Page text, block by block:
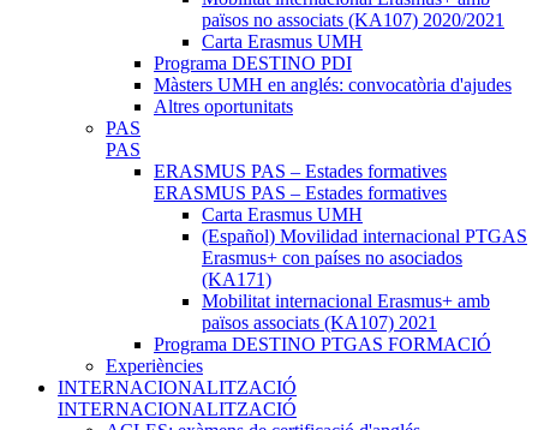
països no associats (KA107) 2020/2021
Carta Erasmus UMH
Programa DESTINO PDI
Màsters UMH en anglés: convocatòria d'ajudes
Altres oportunitats
PAS
PAS
ERASMUS PAS – Estades formatives
ERASMUS PAS – Estades formatives
Carta Erasmus UMH
(Español) Movilidad internacional PTGAS
Erasmus+ con países no asociados
(KA171)
Mobilitat internacional Erasmus+ amb
països associats (KA107) 2021
Programa DESTINO PTGAS FORMACIÓ
Experiències
INTERNACIONALITZACIÓ
INTERNACIONALITZACIÓ